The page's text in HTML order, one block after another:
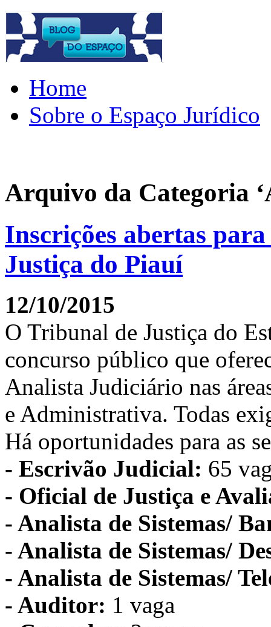
Home
Sobre o Espaço Jurídico
Arquivo da Categoria
Inscrições abertas
Justiça do Piauí
12/10/2015
O Tribunal de Justiça do
concurso público que
Analista Judiciário nas
e Administrativa. Todas
Há oportunidades para as
- Escrivão Judicial: 65
- Oficial de Justiça e
- Analista de Sistemas/
- Analista de Sistemas/
- Analista de Sistemas/
- Auditor: 1 vaga